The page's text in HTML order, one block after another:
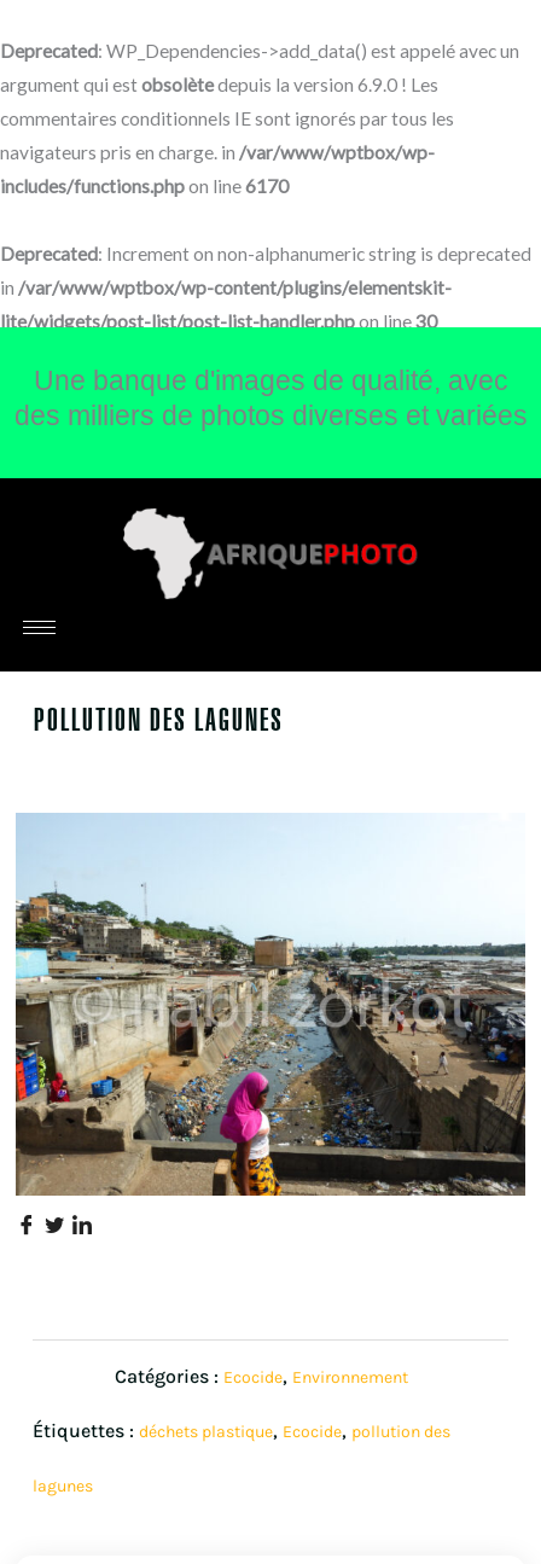
Deprecated: WP_Dependencies->add_data() est appelé avec un
argument qui estobsolètedepuis la version 6.9.0 ! Les
commentaires conditionnels IE sont ignorés par tous les
navigateurs pris en charge. in /var/www/wptbox/wp-
includes/functions.phpon line6170
Deprecated: Increment on non-alphanumeric string is deprecated
in /var/www/wptbox/wp-content/plugins/elementskit-
lite/widgets/post-list/post-list-handler.phpon line30
au
contenu
Une banque d'images de qualité, avec
des milliers de photos diverses et variées
POLLUTION DES LAGUNES
Catégories : Ecocide, Environnement
Étiquettes : déchets plastique, Ecocide, pollution des
lagunes